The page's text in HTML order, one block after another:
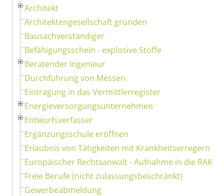
Architekt
Architektengesellschaft gründen
Bausachverständiger
Befähigungsschein - explosive Stoffe
Beratender Ingenieur
Durchführung von Messen
Eintragung in das Vermittlerregister
Energieversorgungsunternehmen
Entwurfsverfasser
Ergänzungsschule eröffnen
Erlaubnis von Tätigkeiten mit Krankheitserregern
Europäischer Rechtsanwalt - Aufnahme in die RAK
Freie Berufe (nicht zulassungsbeschränkt)
Gewerbeabmeldung